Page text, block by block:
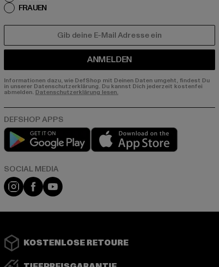
FRAUEN
ANMELDEN
Informationen dazu, wie DefShop mit Deinen Daten umgeht, findest Du
in unserer Datenschutzerklärung. Du kannst Dich jederzeit kostenfei
abmelden. Datenschutzerklärung lesen.
Play market
Instagram
FacebookYouTube
KOSTENLOSE RETOURE